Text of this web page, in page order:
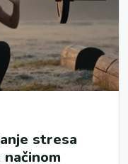
stresa